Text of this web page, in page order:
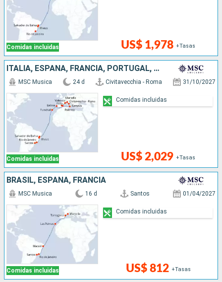
Comidas incluidas US$ 1,978 +Tasas
ITALIA, ESPAÑA, FRANCIA, PORTUGAL, BRASIL
Comidas incluidas
MSC Musica 24 d Civitavecchia - Roma 31/10/2027
US$ 2,029 +Tasas
Comidas incluidas
BRASIL, ESPAÑA, FRANCIA
Comidas incluidas
MSC Musica 16 d Santos 01/04/2027
US$ 812 +Tasas
Comidas incluidas